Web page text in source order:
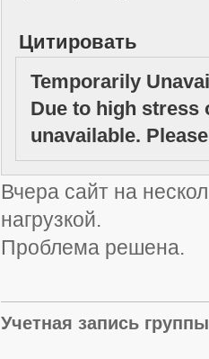
Цитировать
Temporarily
Due to high stress
unavailable.
Вчера сайт на
нагрузкой.
Проблема решена.
Учетная запись